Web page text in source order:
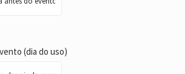
(dia do uso)